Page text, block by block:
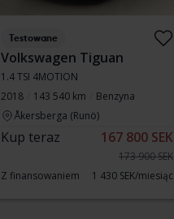
Testowane
Volkswagen Tiguan
1.4 TSI 4MOTION
2018
143 540 km
Benzyna
Åkersberga (Runö)
Kup teraz 167 800 SEK
173 900 SEK
Z finansowaniem
1 430 SEK/miesiąc